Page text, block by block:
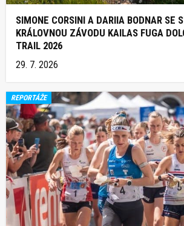
SIMONE CORSINI A DARIIA BODNAR SE
KRÁLOVNOU ZÁVODU KAILAS FUGA
TRAIL 2026
29. 7. 2026
REPORTÁŽE